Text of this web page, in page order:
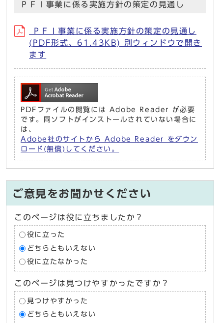
ＰＦＩ事業に係る実施方針の策定の見通し
ＰＦＩ事業に係る実施方針の策定の見通し
(PDF形式、61.43KB) 別ウィンドウで開き
ます
PDFファイルの閲覧には Adobe Reader が必要
です。同ソフトがインストールされていない場合に
は、
Adobe社のサイトから Adobe Reader をダウン
ロード(無償)してください。
ご意見をお聞かせください
このページは役に立ちましたか？
役に立った
どちらともいえない
役に立たなかった
このページは見つけやすかったですか？
見つけやすかった
どちらともいえない